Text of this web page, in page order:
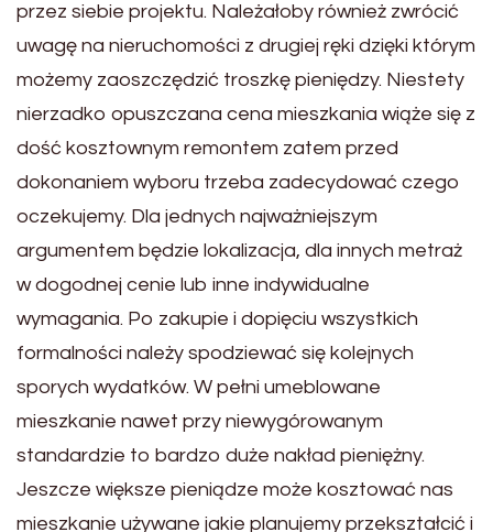
przez siebie projektu. Należałoby również zwrócić
uwagę na nieruchomości z drugiej ręki dzięki którym
możemy zaoszczędzić troszkę pieniędzy. Niestety
nierzadko opuszczana cena mieszkania wiąże się z
dość kosztownym remontem zatem przed
dokonaniem wyboru trzeba zadecydować czego
oczekujemy. Dla jednych najważniejszym
argumentem będzie lokalizacja, dla innych metraż
w dogodnej cenie lub inne indywidualne
wymagania. Po zakupie i dopięciu wszystkich
formalności należy spodziewać się kolejnych
sporych wydatków. W pełni umeblowane
mieszkanie nawet przy niewygórowanym
standardzie to bardzo duże nakład pieniężny.
Jeszcze większe pieniądze może kosztować nas
mieszkanie używane jakie planujemy przekształcić i